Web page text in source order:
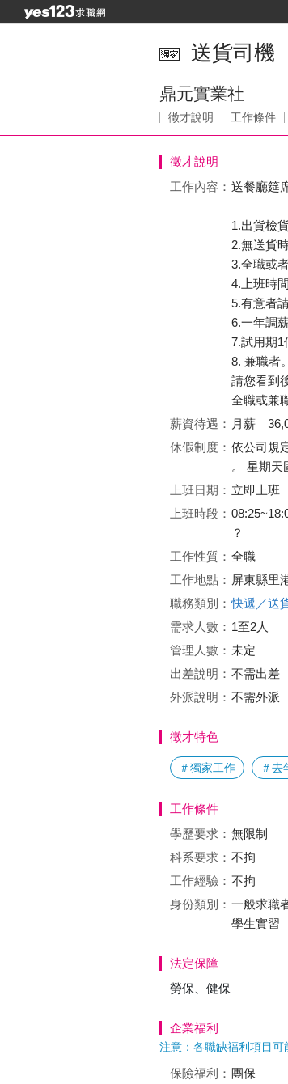
送貨司機
鼎元實業社
徵才說明 工作條件
徵才說明
工作內容： 送餐廳筵
1.出貨檢
2.無送貨
3.全職或
4.上班時
5.有意者
6.一年調
7.試用期1
8. 兼職者
請您看到
全職或兼
薪資待遇： 月薪
休假制度： 依公司規
。 星期天
上班日期： 立即上班
上班時段：
？
工作性質： 全職
工作地點： 屏東縣里
職務類別： 快遞／送
需求人數： 1至2人
管理人數： 未定
出差說明： 不需出差
外派說明： 不需外派
徵才特色
＃獨家工作 ＃去
工作條件
學歷要求： 無限制
科系要求： 不拘
工作經驗： 不拘
身份類別： 一般求職
學生實習
法定保障
勞保、健保
企業福利
注意：各職缺福利項目可
保險福利： 團保